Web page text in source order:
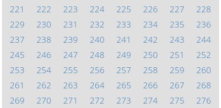
221
222 223 224 225 226 227
228
229
230 231 232 233 234 235
236
237
238 239 240 241 242 243
244
245
246 247 248 249 250 251
252
253
254 255 256 257 258 259
260
261
262 263 264 265 266 267
268
269
270 271 272 273 274 275
276